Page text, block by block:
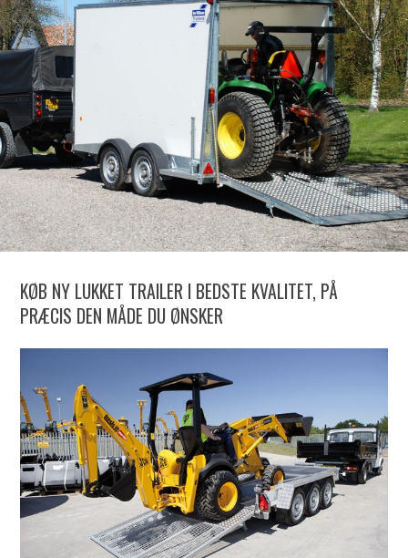
KØB NY LUKKET TRAILER I BEDSTE KVALITET, PÅ
PRÆCIS DEN MÅDE DU ØNSKER